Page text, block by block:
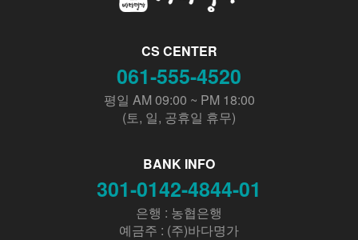
CS CENTER
061-555-4520
평일 AM 09:00 ~ PM 18:00
(토, 일, 공휴일 휴무)
BANK INFO
301-0142-4844-01
은행 : 농협은행
예금주 : (주)바다명가